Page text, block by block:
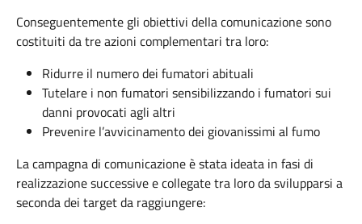
Conseguentemente gli obiettivi della comunicazione sono
costituiti da tre azioni complementari tra loro:
Ridurre il numero dei fumatori abituali
Tutelare i non fumatori sensibilizzando i fumatori sui
danni provocati agli altri
Prevenire l’avvicinamento dei giovanissimi al fumo
La campagna di comunicazione è stata ideata in fasi di
realizzazione successive e collegate tra loro da svilupparsi a
seconda dei target da raggiungere: